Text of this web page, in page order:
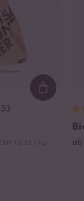
53
10.33 / kg ab